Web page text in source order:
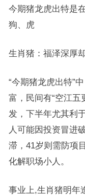
今期猪龙虎出特是
狗、虎
生肖猪：福泽深厚
“今期猪龙虎出特”
富，民间有“空江五
发，下半年尤其利
人可能因投资冒进
滞，41岁则需防项
化解职场小人。
事业上,生肖猪明年